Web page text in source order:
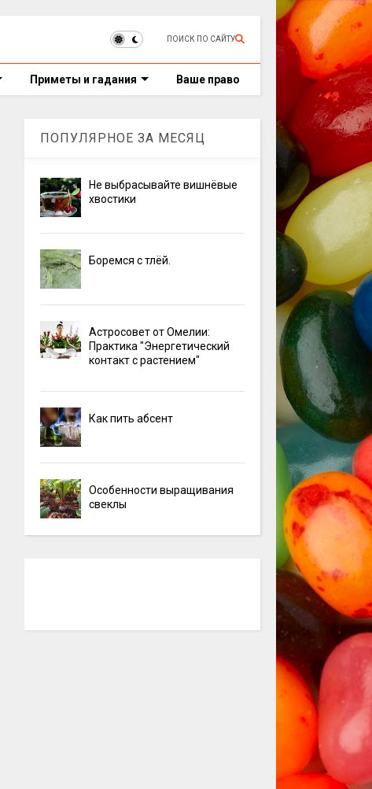
ПОИСК ПО САЙТУ
Приметы и гадания Ваше право
ПОПУЛЯРНОЕ ЗА МЕСЯЦ
Не выбрасывайте вишнёвые
хвостики
Боремся с тлёй.
Астросовет от Омелии:
Практика "Энергетический
контакт с растением"
Как пить абсент
Особенности выращивания
свеклы